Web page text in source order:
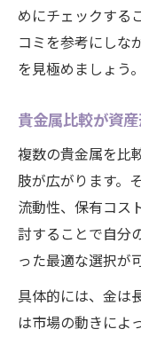
めにチェックする
コミを参考にしな
を見極めましょう。
貴金属比較が資
複数の貴金属を比
肢が広がります。
流動性、保有コス
討することで自分
った最適な選択が
具体的には、金は
は市場の動きによ